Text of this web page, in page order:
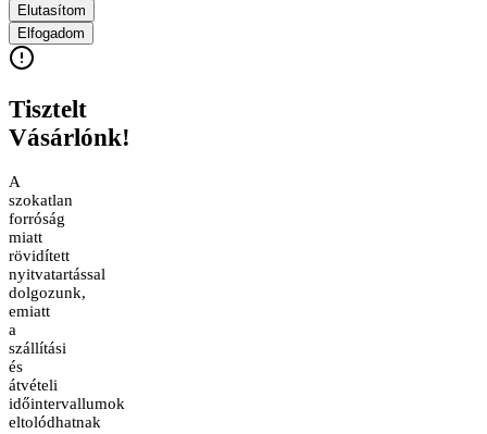
Elutasítom
Elfogadom
Tisztelt
Vásárlónk!
A
szokatlan
forróság
miatt
rövidített
nyitvatartással
dolgozunk,
emiatt
a
szállítási
és
átvételi
időintervallumok
eltolódhatnak